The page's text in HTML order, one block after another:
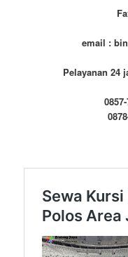
email :
Pelayanan 24